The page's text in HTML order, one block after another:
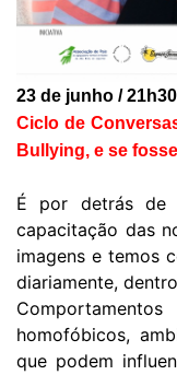
23 de junho /
Ciclo de
Bullying, e se
É por detrás de
capacitação das
imagens e temos
diariamente,
homofóbicos,
que podem